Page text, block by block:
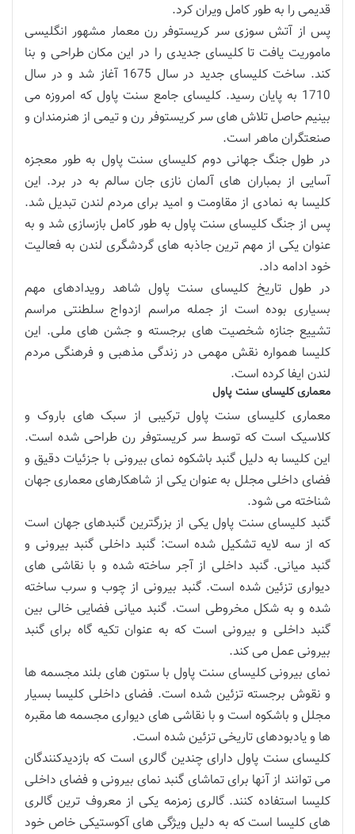
قدیمی را به طور کامل ویران کرد.
پس از آتش سوزی سر کریستوفر رن معمار مشهور انگلیسی
ماموریت یافت تا کلیسای جدیدی را در این مکان طراحی و بنا
کند. ساخت کلیسای جدید در سال 1675 آغاز شد و در سال
1710 به پایان رسید. کلیسای جامع سنت پاول که امروزه می
بینیم حاصل تلاش های سر کریستوفر رن و تیمی از هنرمندان و
صنعتگران ماهر است.
در طول جنگ جهانی دوم کلیسای سنت پاول به طور معجزه
آسایی از بمباران های آلمان نازی جان سالم به در برد. این
کلیسا به نمادی از مقاومت و امید برای مردم لندن تبدیل شد.
پس از جنگ کلیسای سنت پاول به طور کامل بازسازی شد و به
عنوان یکی از مهم ترین جاذبه های گردشگری لندن به فعالیت
خود ادامه داد.
در طول تاریخ کلیسای سنت پاول شاهد رویدادهای مهم
بسیاری بوده است از جمله مراسم ازدواج سلطنتی مراسم
تشییع جنازه شخصیت های برجسته و جشن های ملی. این
کلیسا همواره نقش مهمی در زندگی مذهبی و فرهنگی مردم
لندن ایفا کرده است.
معماری کلیسای سنت پاول
معماری کلیسای سنت پاول ترکیبی از سبک های باروک و
کلاسیک است که توسط سر کریستوفر رن طراحی شده است.
این کلیسا به دلیل گنبد باشکوه نمای بیرونی با جزئیات دقیق و
فضای داخلی مجلل به عنوان یکی از شاهکارهای معماری جهان
شناخته می شود.
گنبد کلیسای سنت پاول یکی از بزرگترین گنبدهای جهان است
که از سه لایه تشکیل شده است: گنبد داخلی گنبد بیرونی و
گنبد میانی. گنبد داخلی از آجر ساخته شده و با نقاشی های
دیواری تزئین شده است. گنبد بیرونی از چوب و سرب ساخته
شده و به شکل مخروطی است. گنبد میانی فضایی خالی بین
گنبد داخلی و بیرونی است که به عنوان تکیه گاه برای گنبد
بیرونی عمل می کند.
نمای بیرونی کلیسای سنت پاول با ستون های بلند مجسمه ها
و نقوش برجسته تزئین شده است. فضای داخلی کلیسا بسیار
مجلل و باشکوه است و با نقاشی های دیواری مجسمه ها مقبره
ها و یادبودهای تاریخی تزئین شده است.
کلیسای سنت پاول دارای چندین گالری است که بازدیدکنندگان
می توانند از آنها برای تماشای گنبد نمای بیرونی و فضای داخلی
کلیسا استفاده کنند. گالری زمزمه یکی از معروف ترین گالری
های کلیسا است که به دلیل ویژگی های آکوستیکی خاص خود